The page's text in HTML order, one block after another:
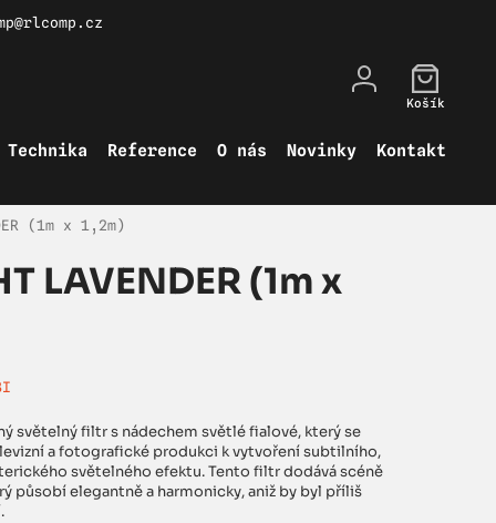
Technika Reference O nás Novinky Kontakt
Košík
(1m x 1,2m)
LAVENDER (1m x
světelný filtr s nádechem světlé fialové, který se
a fotografické produkci k vytvoření subtilního,
světelného efektu. Tento filtr dodává scéně
působí elegantně a harmonicky, aniž by byl příliš